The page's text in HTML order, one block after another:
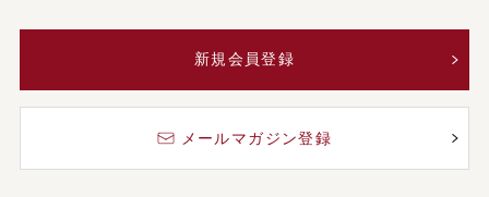
新規会員登録
メールマガジン登録